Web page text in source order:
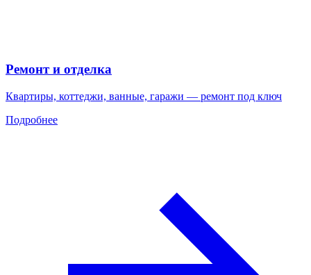
Ремонт и отделка
Квартиры, коттеджи, ванные, гаражи — ремонт под ключ
Подробнее